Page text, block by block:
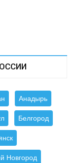
Анадырь
Белгород
Новгород